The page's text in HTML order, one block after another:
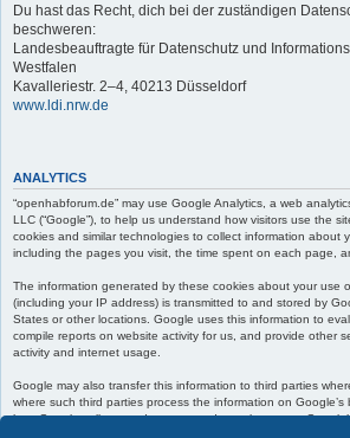
Du hast das Recht, dich bei der zuständigen
beschweren:
Landesbeauftragte für Datenschutz und
Westfalen
Kavalleriestr. 2–4, 40213 Düsseldorf
www.ldi.nrw.de
ANALYTICS
“openhabforum.de” may use Google Analytics, a web
LLC (“Google”), to help us understand how visitors use the
cookies and similar technologies to collect information about
including the pages you visit, the time spent on each page,
The information generated by these cookies about your use
(including your IP address) is transmitted to and stored by
States or other locations. Google uses this information to
compile reports on website activity for us, and provide other
activity and internet usage.
Google may also transfer this information to third parties
where such third parties process the information on
how Google collects and processes data, please see